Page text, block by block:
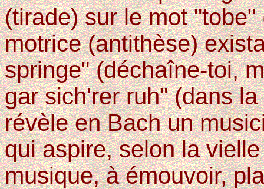
(tirade) sur le mot
motrice (antithèse)
springe" (déchaîne-toi,
gar sich'rer ruh" (dans
révèle en Bach un
qui aspire, selon la
musique, à émouvoir,